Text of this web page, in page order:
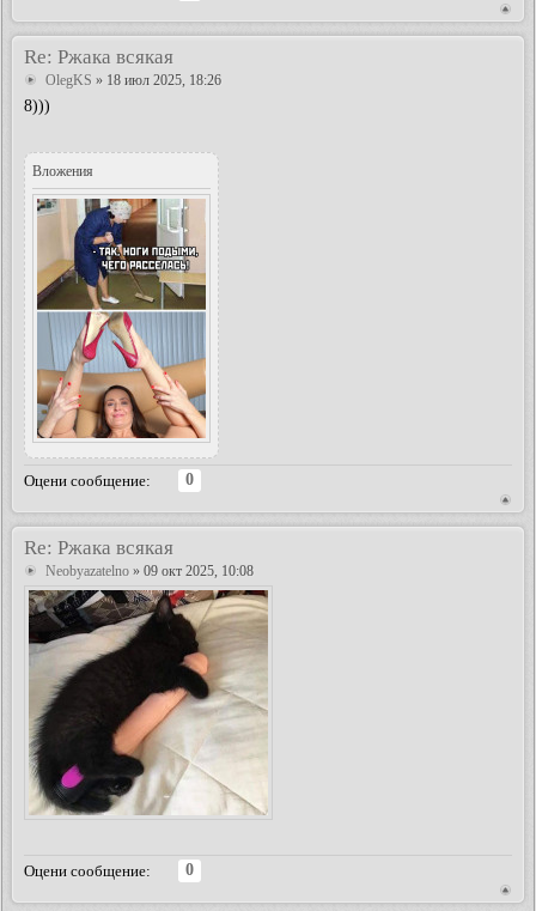
Re: Ржака всякая
OlegKS » 18 июл 2025, 18:26
8)))
Вложения
Оцени сообщение:
0
Re: Ржака всякая
Neobyazatelno » 09 окт 2025, 10:08
Оцени сообщение:
0